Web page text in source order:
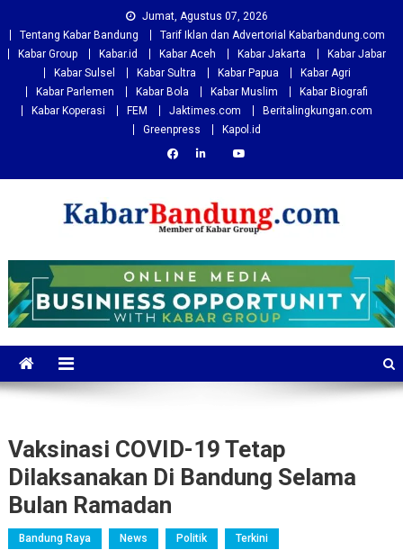
to
content
Jumat, Agustus 07, 2026
Tentang Kabar Bandung
Tarif Iklan dan Advertorial Kabarbandung.com
Kabar Group
Kabar.id Kabar Aceh Kabar Jakarta
Kabar Jabar
Kabar Sulsel
Kabar Sultra Kabar Papua
Kabar Agri
Kabar Parlemen
Kabar Bola Kabar Muslim
Kabar Biografi
Kabar Koperasi
FEM Jaktimes.com
Beritalingkungan.com
Greenpress
Kapol.id
Kabarbandung.com
Vaksinasi COVID-19 Tetap
Dilaksanakan Di Bandung Selama
Bulan Ramadan
Bandung Raya News Politik Terkini